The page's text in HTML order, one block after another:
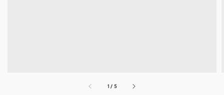
1 / 5